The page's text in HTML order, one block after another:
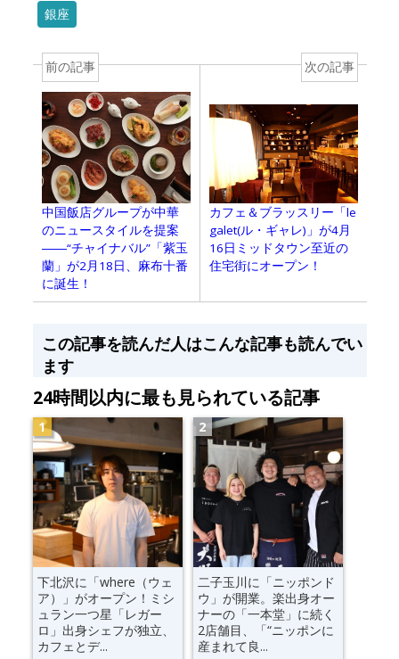
銀座
前の記事
中国飯店グループが中華
のニュースタイルを提案
――“チャイナバル”「紫玉
蘭」が2月18日、麻布十番
に誕生！
次の記事
カフェ＆ブラッスリー「le
galet(ル・ギャレ)」が4月
16日ミッドタウン至近の
住宅街にオープン！
この記事を読んだ人はこんな記事も読んでい
ます
24時間以内に最も見られている記事
下北沢に「where（ウェ
ア）」がオープン！ミシ
ュラン一つ星「レガー
ロ」出身シェフが独立、
カフェとデ...
二子玉川に「ニッポンド
ウ」が開業。楽出身オー
ナーの「一本堂」に続く
2店舗目、「“ニッポンに
産まれて良...